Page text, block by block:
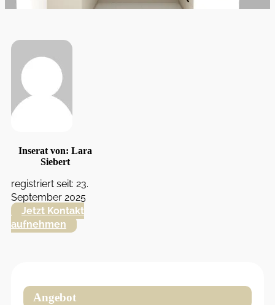
Inserat von: Lara
Siebert
registriert seit: 23.
September 2025
Jetzt Kontakt
aufnehmen
Angebot